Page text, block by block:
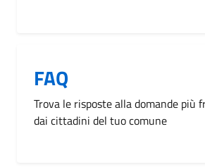
FAQ
Trova le risposte alla domande più
dai cittadini del tuo comune